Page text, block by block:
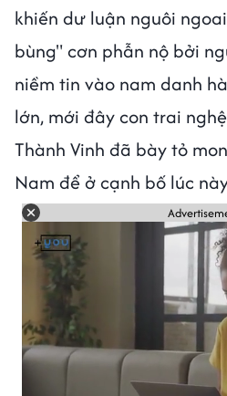
khiến dư luận nguôi
bùng" cơn phẫn nộ bởi
niềm tin vào nam danh
lớn, mới đây con trai nghệ
Thành Vinh đã bày tỏ
Nam để ở cạnh bố lúc